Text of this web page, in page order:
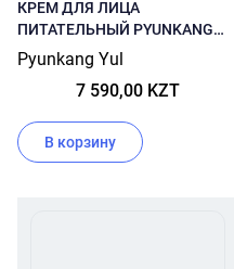
КРЕМ ДЛЯ ЛИЦА
ПИТАТЕЛЬНЫЙ PYUNKANG
YUL NUTRITION CREAM 100 МЛ
Pyunkang Yul
7 590,00 KZT
В корзину